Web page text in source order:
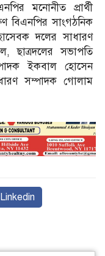
মনোনীত প্রার্থী
বিএনপির সাংগঠনিক
দলের সাধারণ
সভাপতি
ইকবাল হোসেন
সম্পাদক গোলাম
Linkedin